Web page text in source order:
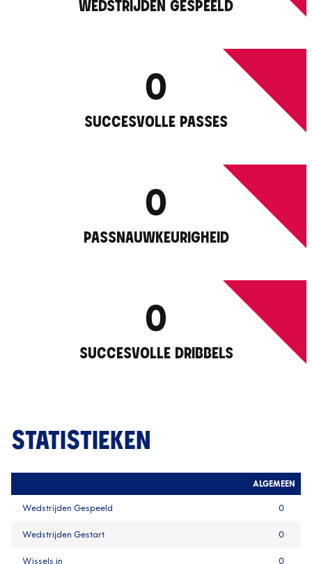
WEDSTRIJDEN GESPEELD
0
SUCCESVOLLE PASSES
0
PASSNAUWKEURIGHEID
0
SUCCESVOLLE DRIBBELS
STATISTIEKEN
ALGEMEEN
Wedstrijden Gespeeld 0
Wedstrijden Gestart 0
Wissels in 0